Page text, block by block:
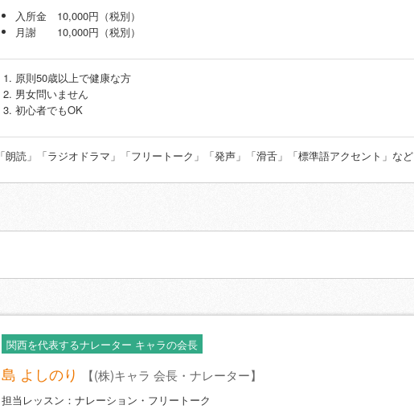
入所金 10,000円（税別）
月謝 10,000円（税別）
原則50歳以上で健康な方
男女問いません
初心者でもOK
「朗読」「ラジオドラマ」「フリートーク」「発声」「滑舌」「標準語アクセント」など
関西を代表するナレーター キャラの会長
島 よしのり 【(株)キャラ 会長・ナレーター】
担当レッスン：ナレーション・フリートーク